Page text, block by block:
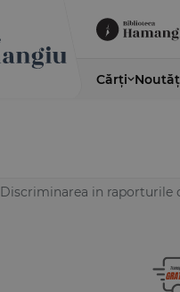
Cărți
Discriminarea in raporturile